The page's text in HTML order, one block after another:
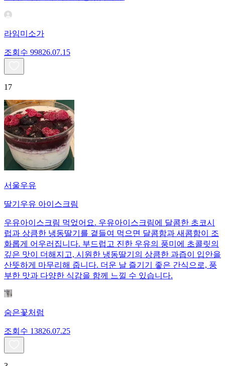
라임미소가
조회수 99826.07.15
17
서울우유
딸기우유 아이스크림
우유아이스크림 먹었어요. 우유아이스크림에 달콤한 초코시
럽과 상큼한 냉동딸기를 곁들여 먹으면 달콤함과 새콤함이 조
화롭게 어우러집니다. 부드럽고 진한 우유의 풍미에 초콜릿의
깊은 맛이 더해지고, 시원한 냉동딸기의 상큼한 과즙이 입안을
산뜻하게 마무리해 줍니다. 더운 날 즐기기 좋은 간식으로, 풍
부한 맛과 다양한 식감을 함께 느낄 수 있습니다.
숨은꽃처럼
조회수 13826.07.25